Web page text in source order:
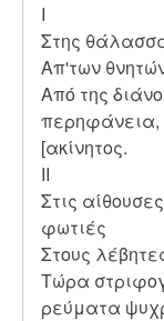
Ι
Στης
Απ'των
Από της
περηφάνεια,
[ακίνητος.
ΙΙ
Στις
φωτιές
Στους
Τώρα
ρεύματα